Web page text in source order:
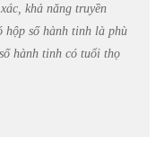
khả năng truyền
hộp số hành tinh là phù
hành tinh có tuổi thọ